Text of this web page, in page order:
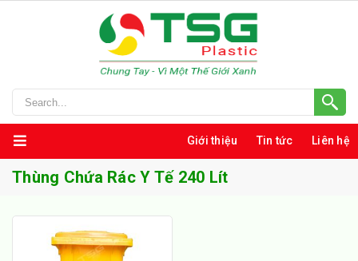
Giới thiệu Tin tức Liên hệ
Thùng Chứa Rác Y Tế 240 Lít